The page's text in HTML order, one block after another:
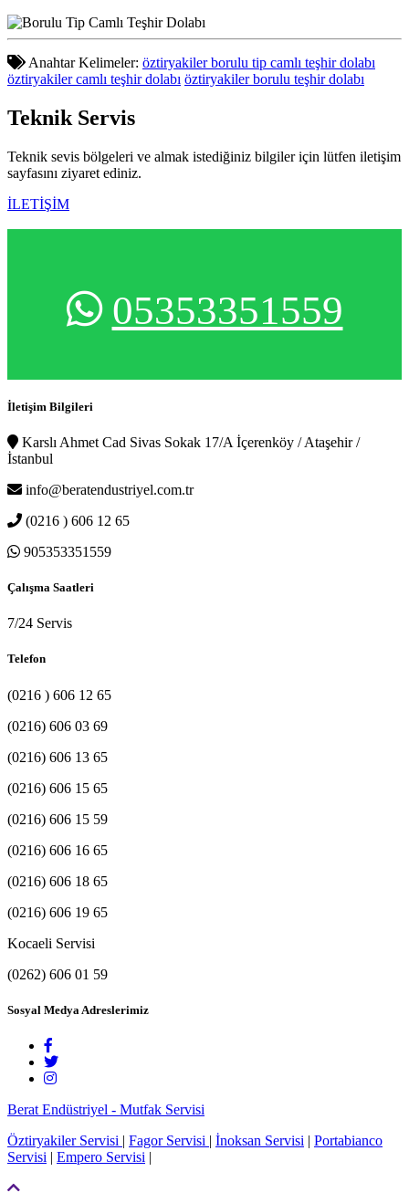
Anahtar Kelimeler: öztiryakiler borulu tip camlı teşhir dolabı
öztiryakiler camlı teşhir dolabı öztiryakiler borulu teşhir dolabı
Teknik Servis
Teknik sevis bölgeleri ve almak istediğiniz bilgiler için lütfen iletişim
sayfasını ziyaret ediniz.
İLETİŞİM
05353351559
İletişim Bilgileri
Karslı Ahmet Cad Sivas Sokak 17/A İçerenköy / Ataşehir /
İstanbul
info@beratendustriyel.com.tr
(0216 ) 606 12 65
905353351559
Çalışma Saatleri
7/24 Servis
Telefon
(0216 ) 606 12 65
(0216) 606 03 69
(0216) 606 13 65
(0216) 606 15 65
(0216) 606 15 59
(0216) 606 16 65
(0216) 606 18 65
(0216) 606 19 65
Kocaeli Servisi
(0262) 606 01 59
Sosyal Medya Adreslerimiz
Berat Endüstriyel - Mutfak Servisi
Öztiryakiler Servisi | Fagor Servisi | İnoksan Servisi | Portabianco
Servisi | Empero Servisi |